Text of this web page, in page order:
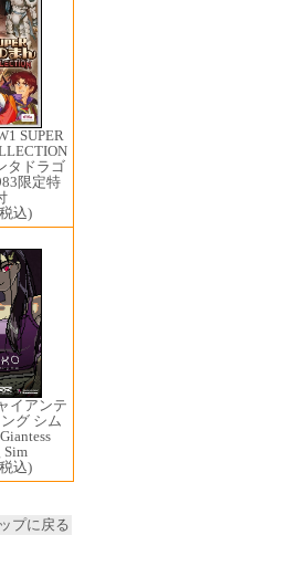
​SUPER
タドラゴ
限定特
込)
イアンテ
グ シム
Sim
込)
プに戻る